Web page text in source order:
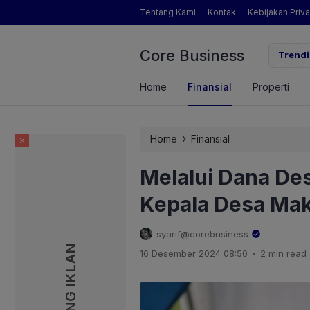
Tentang Kami Kontak Kebijakan
Core Business
Pertanian yang Dimaksud Mentan Amran?
Home Finansial Properti
Home › Finansial
Melalui Dana
Kepala Desa
syarif@corebusiness
16 Desember 2024 08:50 . 2 min read